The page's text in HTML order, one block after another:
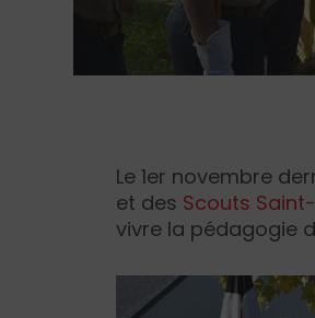
Le 1er novembre
et des Scouts
vivre la pédagogie